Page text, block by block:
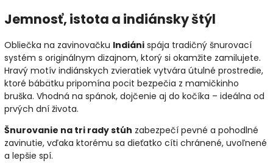
Jemnosť, istota a indiánsky štýl
Obliečka na zavinovačku Indiáni spája tradičný šnurovací
systém s originálnym dizajnom, ktorý si okamžite zamilujete.
Hravý motív indiánskych zvieratiek vytvára útulné prostredie,
ktoré bábätku pripomína pocit bezpečia z mamičkinho
bruška. Vhodná na spánok, dojčenie aj do kočíka – ideálna od
prvých dní života.
Šnurovanie na tri rady stúh zabezpečí pevné a pohodlné
zavinutie, vďaka ktorému sa dieťatko cíti chránené, uvoľnené
a lepšie spí.